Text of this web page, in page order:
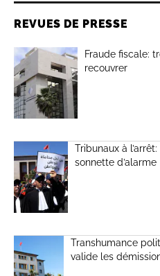
REVUES DE PRESSE
Fraude fiscale:
recouvrer
Tribunaux à
sonnette d’alarme
Transhumance
valide les